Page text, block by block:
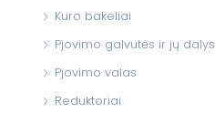
Kuro bakeliai
Pjovimo galvutės ir jų dalys
Pjovimo valas
Reduktoriai